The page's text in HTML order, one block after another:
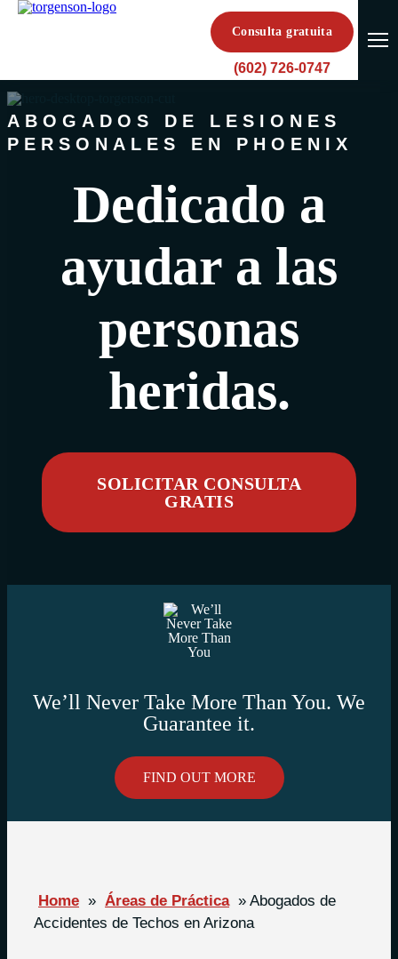
Consulta gratuita
(602) 726-0747
ABOGADOS DE LESIONES
PERSONALES EN PHOENIX
Dedicado a
ayudar a las
personas
heridas.
SOLICITAR CONSULTA
GRATIS
We’ll Never Take More Than You. We
Guarantee it.
FIND OUT MORE
Home » Áreas de Práctica » Abogados de
Accidentes de Techos en Arizona